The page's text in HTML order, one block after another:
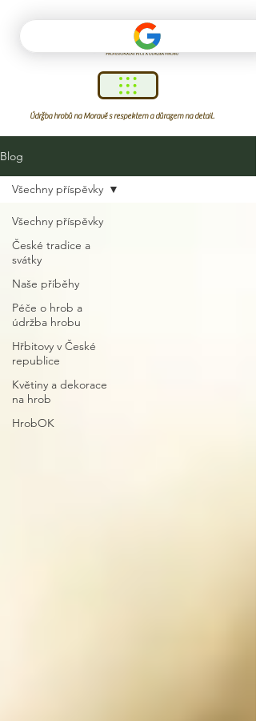
Údržba hrobů na Moravě s respektem a důrazem na detail.
Blog
Všechny příspěvky
České tradice a
svátky
Naše příběhy
Péče o hrob a
údržba hrobu
Hřbitovy v České
republice
Květiny a dekorace
na hrob
HrobOK
Všechny příspěvky